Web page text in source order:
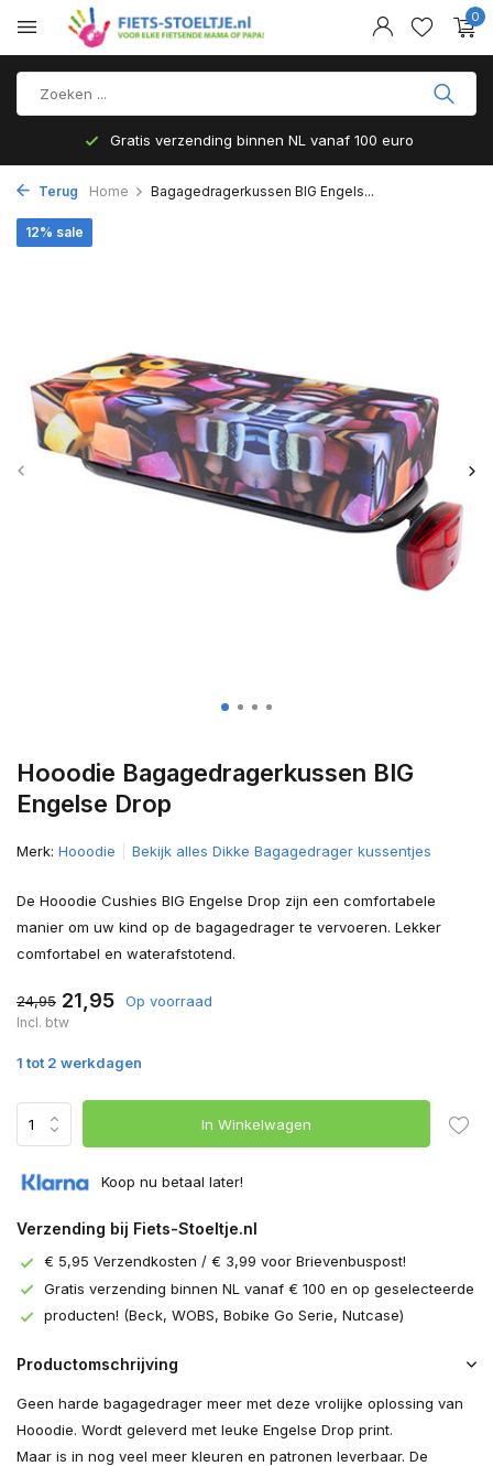
0
Gratis verzending binnen NL vanaf 100 euro
Terug Home Bagagedragerkussen BIG Engels...
Hooodie Bagagedragerkussen BIG
Engelse Drop
12% sale
Merk: Hooodie Bekijk alles Dikke Bagagedrager kussentjes
De Hooodie Cushies BIG Engelse Drop zijn een comfortabele
manier om uw kind op de bagagedrager te vervoeren. Lekker
comfortabel en waterafstotend.
24,95 21,95 Op voorraad
Incl. btw
1 tot 2 werkdagen
In Winkelwagen
Koop nu betaal later!
Verzending bij Fiets-Stoeltje.nl
€ 5,95 Verzendkosten / € 3,99 voor Brievenbuspost!
Gratis verzending binnen NL vanaf € 100 en op geselecteerde
producten! (Beck, WOBS, Bobike Go Serie, Nutcase)
Productomschrijving
Geen harde bagagedrager meer met deze vrolijke oplossing van
Hooodie. Wordt geleverd met leuke Engelse Drop print.
Maar is in nog veel meer kleuren en patronen leverbaar. De